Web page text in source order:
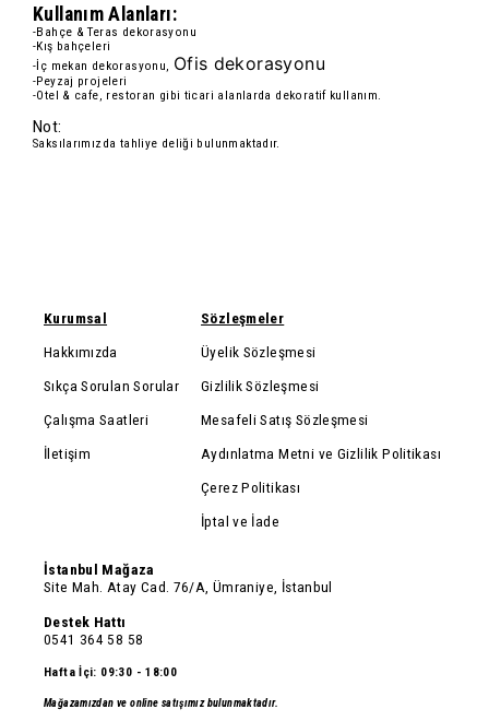
Kullanım Alanları:
-Bahçe & Teras dekorasyonu
-Kış bahçeleri
-İç mekan dekorasyonu, Ofis dekorasyonu
-Peyzaj projeleri
-Otel & cafe, restoran gibi ticari alanlarda dekoratif kullanım.
Not:
Saksılarımızda tahliye deliği bulunmaktadır.
Kurumsal
Hakkımızda
Sıkça Sorulan Sorular
Çalışma Saatleri
İletişim
Sözleşmeler
Üyelik Sözleşmesi
Gizlilik Sözleşmesi
Mesafeli Satış Sözleşmesi
Aydınlatma Metni ve Gizlilik Politikası
Çerez Politikası
İptal ve İade
İstanbul Mağaza
Site Mah. Atay Cad. 76/A, Ümraniye, İstanbul
Destek Hattı
0541 364 58 58
Hafta İçi: 09:30 - 18:00
Mağazamızdan ve online satışımız bulunmaktadır.